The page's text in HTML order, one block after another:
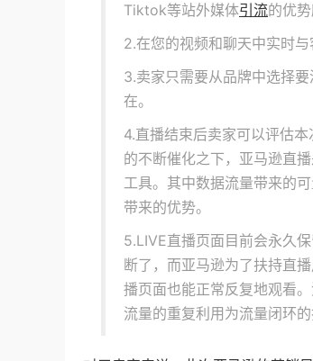
Tiktok等站外媒体引流的优
2.在您的视频和聊天中实时
3.卖家只需要从品牌中选择
在。
4.直播结束后卖家可以评估
的不断催化之下，亚马逊直
工具。其中数据流量带来的
带来的优势。
5.LIVE直播页面目前会永久
断了，而亚马逊为了扶持直
播页面也能正常反复地观看
流量的重复利用为流量闭环